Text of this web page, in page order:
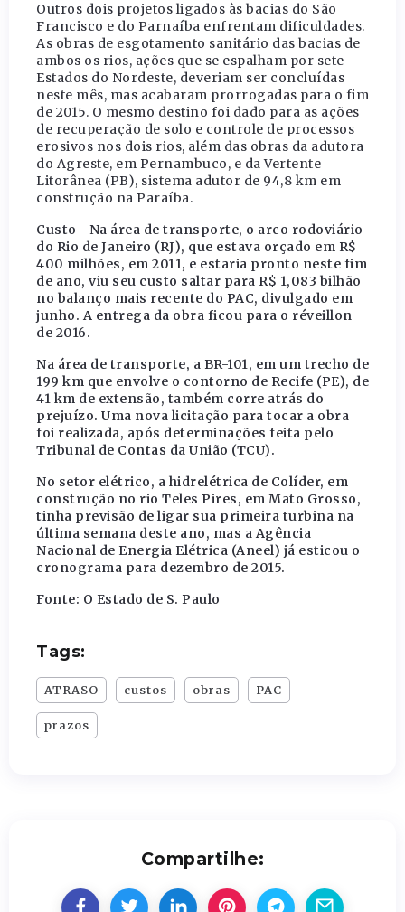
Outros dois projetos ligados às bacias do São
Francisco e do Parnaíba enfrentam dificuldades.
As obras de esgotamento sanitário das bacias de
ambos os rios, ações que se espalham por sete
Estados do Nordeste, deveriam ser concluídas
neste mês, mas acabaram prorrogadas para o fim
de 2015. O mesmo destino foi dado para as ações
de recuperação de solo e controle de processos
erosivos nos dois rios, além das obras da adutora
do Agreste, em Pernambuco, e da Vertente
Litorânea (PB), sistema adutor de 94,8 km em
construção na Paraíba.
Custo– Na área de transporte, o arco rodoviário
do Rio de Janeiro (RJ), que estava orçado em R$
400 milhões, em 2011, e estaria pronto neste fim
de ano, viu seu custo saltar para R$ 1,083 bilhão
no balanço mais recente do PAC, divulgado em
junho. A entrega da obra ficou para o réveillon
de 2016.
Na área de transporte, a BR-101, em um trecho de
199 km que envolve o contorno de Recife (PE), de
41 km de extensão, também corre atrás do
prejuízo. Uma nova licitação para tocar a obra
foi realizada, após determinações feita pelo
Tribunal de Contas da União (TCU).
No setor elétrico, a hidrelétrica de Colíder, em
construção no rio Teles Pires, em Mato Grosso,
tinha previsão de ligar sua primeira turbina na
última semana deste ano, mas a Agência
Nacional de Energia Elétrica (Aneel) já esticou o
cronograma para dezembro de 2015.
Fonte: O Estado de S. Paulo
Tags:
ATRASO custos obras PAC
prazos
Compartilhe: